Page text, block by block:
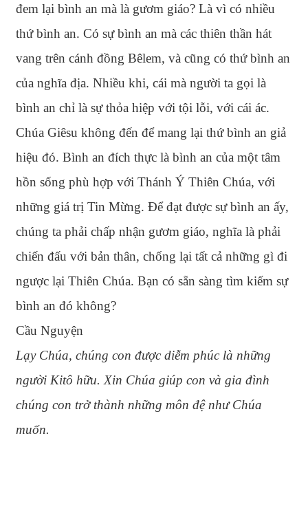
đem lại bình an mà là gươm giáo? Là vì có nhiều
thứ bình an. Có sự bình an mà các thiên thần hát
vang trên cánh đồng Bêlem, và cũng có thứ bình an
của nghĩa địa. Nhiều khi, cái mà người ta gọi là
bình an chỉ là sự thỏa hiệp với tội lỗi, với cái ác.
Chúa Giêsu không đến để mang lại thứ bình an giả
hiệu đó. Bình an đích thực là bình an của một tâm
hồn sống phù hợp với Thánh Ý Thiên Chúa, với
những giá trị Tin Mừng. Để đạt được sự bình an ấy,
chúng ta phải chấp nhận gươm giáo, nghĩa là phải
chiến đấu với bản thân, chống lại tất cả những gì đi
ngược lại Thiên Chúa. Bạn có sẵn sàng tìm kiếm sự
bình an đó không?
Cầu Nguyện
Lạy Chúa, chúng con được diễm phúc là những
người Kitô hữu. Xin Chúa giúp con và gia đình
chúng con trở thành những môn đệ như Chúa
muốn.